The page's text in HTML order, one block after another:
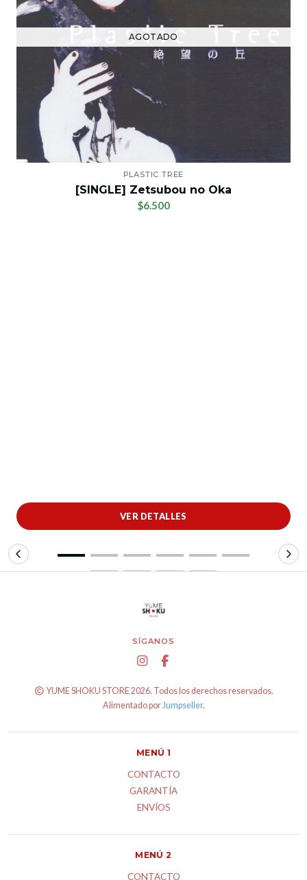
AGOTADO
PLASTIC TREE
[SINGLE] Zetsubou no Oka
$6.500
VER DETALLES
SÍGANOS
YUME SHOKU STORE 2026. Todos los derechos reservados.
Alimentado porJumpseller.
MENÚ 1
CONTACTO
GARANTÍA
ENVÍOS
MENÚ 2
CONTACTO